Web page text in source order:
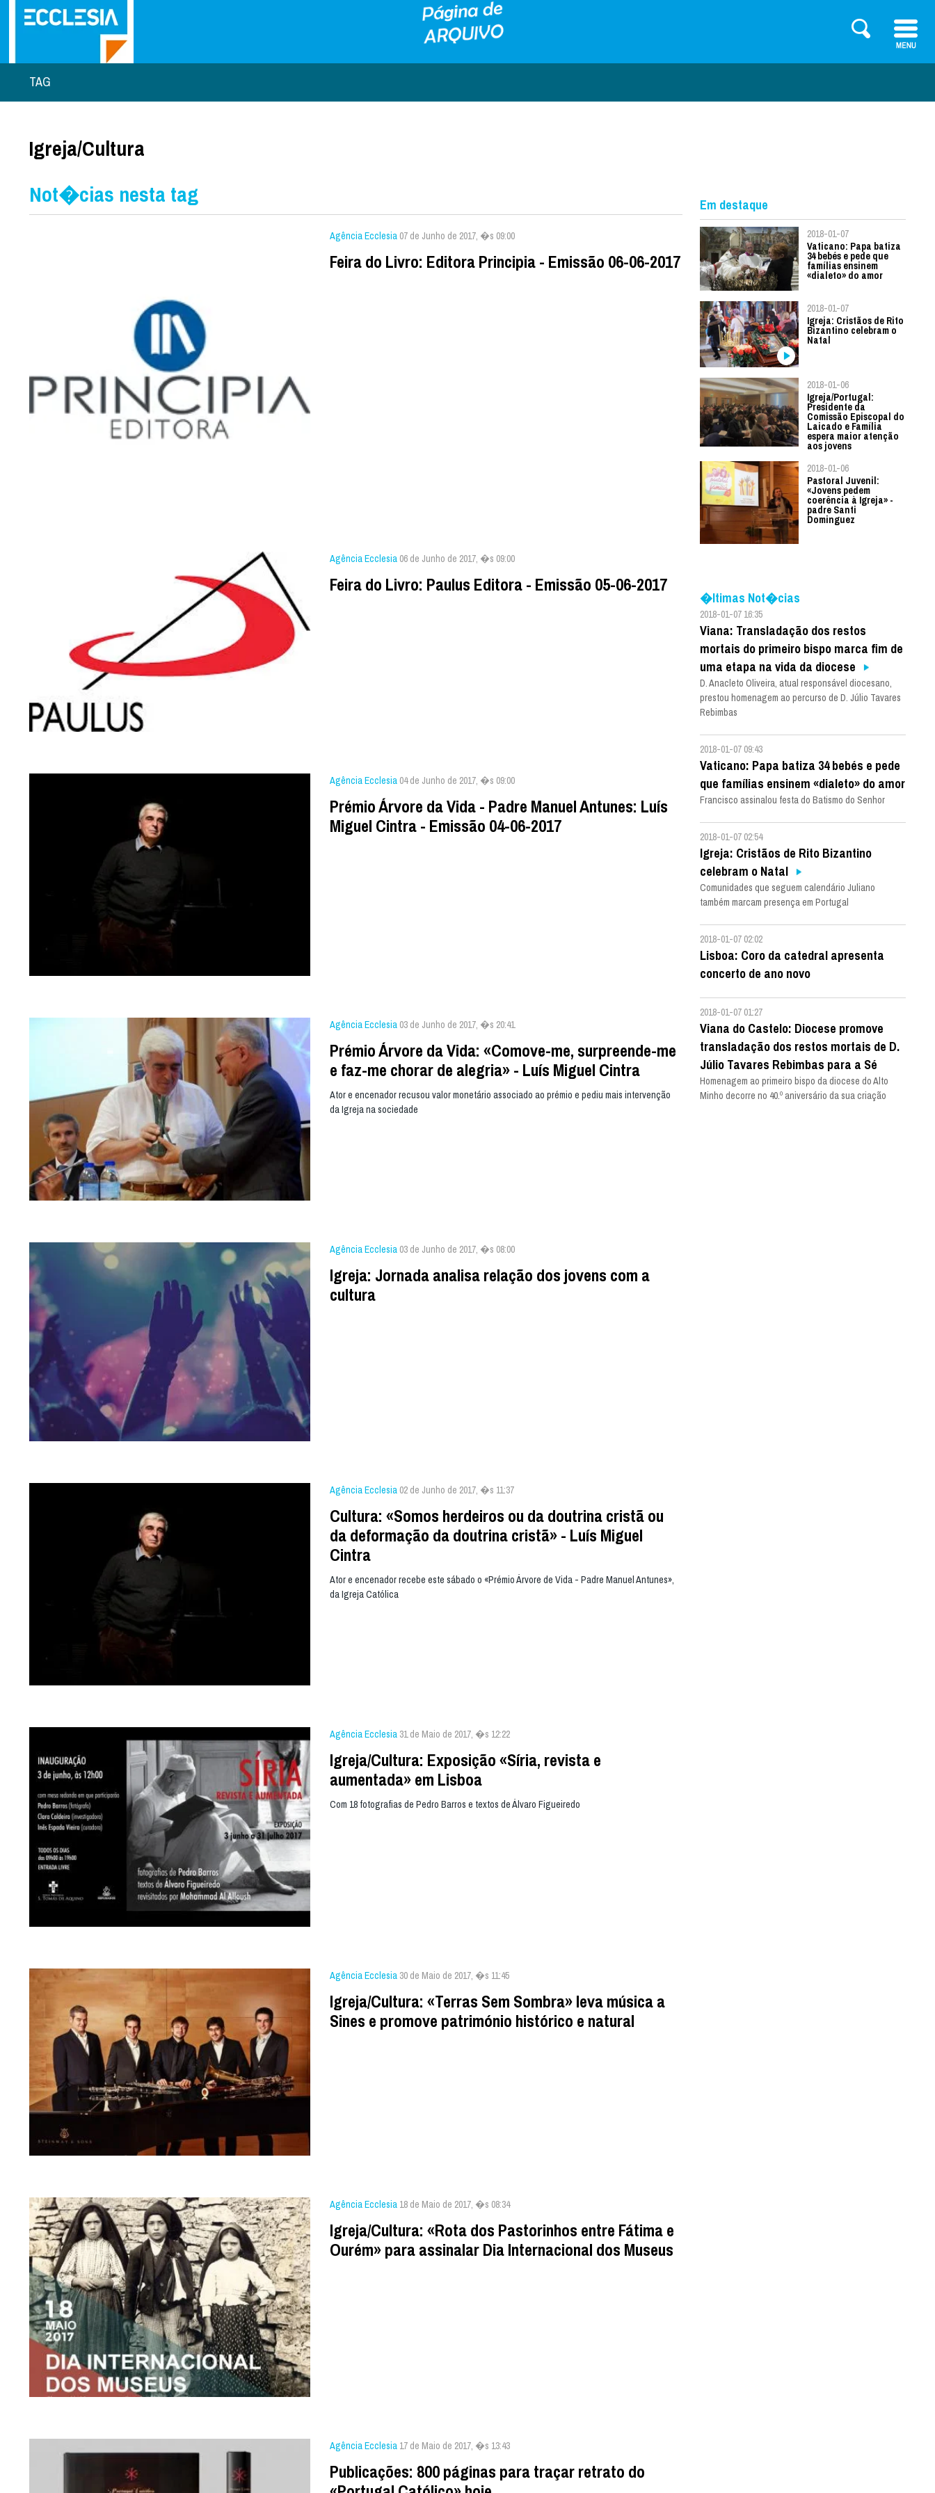
TAG
Igreja/Cultura
Not�cias nesta tag
Agência Ecclesia 07 de Junho de 2017, �s 09:00
Feira do Livro: Editora Principia - Emissão 06-06-2017
Agência Ecclesia 06 de Junho de 2017, �s 09:00
Feira do Livro: Paulus Editora - Emissão 05-06-2017
Agência Ecclesia 04 de Junho de 2017, �s 09:00
Prémio Árvore da Vida - Padre Manuel Antunes: Luís
Miguel Cintra - Emissão 04-06-2017
Agência Ecclesia 03 de Junho de 2017, �s 20:41
Prémio Árvore da Vida: «Comove-me, surpreende-me
e faz-me chorar de alegria» - Luís Miguel Cintra
Ator e encenador recusou valor monetário associado ao prémio e pediu mais intervenção
da Igreja na sociedade
Agência Ecclesia 03 de Junho de 2017, �s 08:00
Igreja: Jornada analisa relação dos jovens com a
cultura
Agência Ecclesia 02 de Junho de 2017, �s 11:37
Cultura: «Somos herdeiros ou da doutrina cristã ou
da deformação da doutrina cristã» - Luís Miguel
Cintra
Ator e encenador recebe este sábado o «Prémio Árvore de Vida - Padre Manuel Antunes»,
da Igreja Católica
Agência Ecclesia 31 de Maio de 2017, �s 12:22
Igreja/Cultura: Exposição «Síria, revista e
aumentada» em Lisboa
Com 18 fotografias de Pedro Barros e textos de Álvaro Figueiredo
Agência Ecclesia 30 de Maio de 2017, �s 11:45
Igreja/Cultura: «Terras Sem Sombra» leva música a
Sines e promove património histórico e natural
Agência Ecclesia 18 de Maio de 2017, �s 08:34
Igreja/Cultura: «Rota dos Pastorinhos entre Fátima e
Ourém» para assinalar Dia Internacional dos Museus
Agência Ecclesia 17 de Maio de 2017, �s 13:43
Publicações: 800 páginas para traçar retrato do
Em destaque
2018-01-07
Vaticano: Papa batiza
34 bebés e pede que
famílias ensinem
«dialeto» do amor
2018-01-07
Igreja: Cristãos de Rito
Bizantino celebram o
Natal
2018-01-06
Igreja/Portugal:
Presidente da
Comissão Episcopal do
Laicado e Família
espera maior atenção
aos jovens
2018-01-06
Pastoral Juvenil:
«Jovens pedem
coerência à Igreja» -
padre Santi
Dominguez
�ltimas Not�cias
2018-01-07 16:35
Viana: Transladação dos restos
mortais do primeiro bispo marca fim de
uma etapa na vida da diocese
D. Anacleto Oliveira, atual responsável diocesano,
prestou homenagem ao percurso de D. Júlio Tavares
Rebimbas
2018-01-07 09:43
Vaticano: Papa batiza 34 bebés e pede
que famílias ensinem «dialeto» do amor
Francisco assinalou festa do Batismo do Senhor
2018-01-07 02:54
Igreja: Cristãos de Rito Bizantino
celebram o Natal
Comunidades que seguem calendário Juliano
também marcam presença em Portugal
2018-01-07 02:02
Lisboa: Coro da catedral apresenta
concerto de ano novo
2018-01-07 01:27
Viana do Castelo: Diocese promove
transladação dos restos mortais de D.
Júlio Tavares Rebimbas para a Sé
Homenagem ao primeiro bispo da diocese do Alto
Minho decorre no 40.º aniversário da sua criação